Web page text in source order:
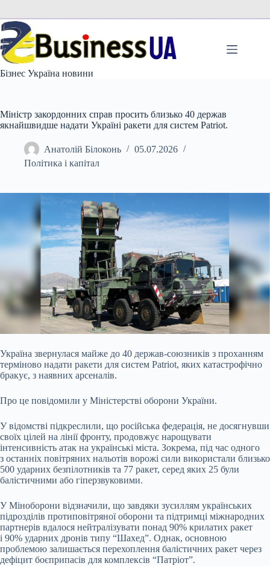
вмісту
Бізнес Україна новини
Міністр закордонних справ просить близько 40 держав
якнайшвидше надати Україні ракети для систем Patriot.
Анатолій Білоконь
05.07.2026
Політика і капітал
Україна звернулася майже до 40 держав-союзників з проханням
терміново надати ракети для систем Patriot, яких катастрофічно
бракує, з наявних арсеналів.
Про це повідомили у Міністерстві оборони України.
У відомстві підкреслили, що російська федерація, не досягнувши
своїх цілей на лінії фронту, продовжує нарощувати
інтенсивність атак на українські міста. Зокрема, під час одного
з останніх повітряних нальотів ворожі сили використали близько
500 ударних безпілотників та 77 ракет, серед яких 25 були
балістичними або гіперзвуковими.
У Міноборони відзначили, що завдяки зусиллям українських
підрозділів протиповітряної оборони та підтримці міжнародних
партнерів вдалося нейтралізувати понад 90% крилатих ракет
і 90% ударних дронів типу “Шахед”. Однак, основною
проблемою залишається перехоплення балістичних ракет через
дефіцит боєприпасів для комплексів “Патріот”.